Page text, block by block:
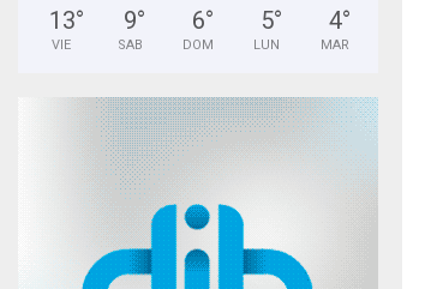
13°
VIE
9°
SAB
6°
DOM
5°
LUN
4°
MAR